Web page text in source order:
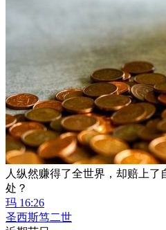
人纵然赚得了全世界，却赔上了
处？
玛 16:26
圣西斯笃二世